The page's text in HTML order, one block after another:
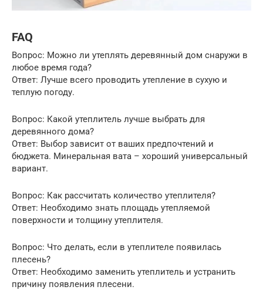
FAQ
Вопрос: Можно ли утеплять деревянный дом снаружи в
любое время года?
Ответ: Лучше всего проводить утепление в сухую и
теплую погоду.
Вопрос: Какой утеплитель лучше выбрать для
деревянного дома?
Ответ: Выбор зависит от ваших предпочтений и
бюджета. Минеральная вата – хороший универсальный
вариант.
Вопрос: Как рассчитать количество утеплителя?
Ответ: Необходимо знать площадь утепляемой
поверхности и толщину утеплителя.
Вопрос: Что делать, если в утеплителе появилась
плесень?
Ответ: Необходимо заменить утеплитель и устранить
причину появления плесени.